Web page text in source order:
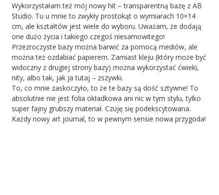
Wykorzystałam też mój nowy hit – transparentną bazę z AB
Studio. Tu u mnie to zwykły prostokąt o wymiarach 10×14
cm, ale kształtów jest wiele do wyboru. Uważam, że dodają
one dużo życia i takiego czegoś niesamowitego!
Przezroczyste bazy można barwić za pomocą mediów, ale
można też ozdabiać papierem. Zamiast kleju (który może być
widoczny z drugiej strony bazy) można wykorzystać ćwieki,
nity, albo tak, jak ja tutaj – zszywki.
To, co mnie zaskoczyło, to że te bazy są dość sztywne! To
absolutnie nie jest folia okładkowa ani nic w tym stylu, tylko
super fajny grubszy materiał. Czuję się podekscytowana.
Każdy nowy art journal, to w pewnym sensie nowa przygoda!